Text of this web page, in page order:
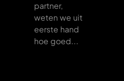
partner,
weten we uit
eerste hand
hoe goed...